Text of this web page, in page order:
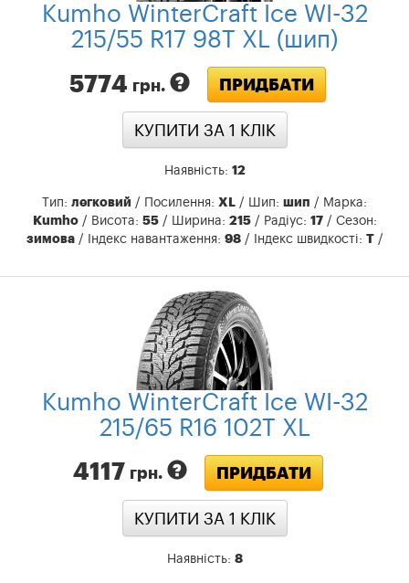
Kumho WinterCraft Ice WI-32
215/55 R17 98T XL (шип)
5774 грн. ПРИДБАТИ
КУПИТИ ЗА 1 КЛIК
Наявність: 12
Тип: легковий / Посилення: XL / Шип: шип / Марка:
Kumho/ Висота: 55/ Ширина: 215/ Радіус: 17/ Сезон:
зимова/ Індекс навантаження: 98/ Індекс швидкості: T/
Kumho WinterCraft Ice WI-32
215/65 R16 102T XL
4117 грн. ПРИДБАТИ
КУПИТИ ЗА 1 КЛIК
Наявність: 8